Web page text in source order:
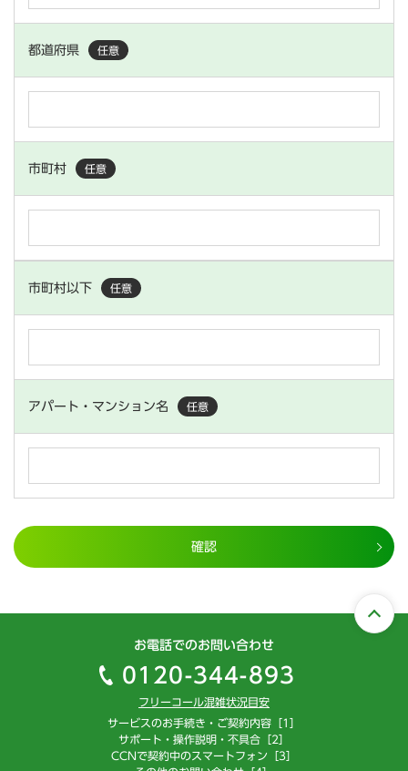
都道府県 任意
市町村 任意
市町村以下 任意
アパート・マンション名 任意
確認
お電話でのお問い合わせ
0120-344-893
フリーコール混雑状況目安
サービスのお手続き・ご契約内容［1］
サポート・操作説明・不具合［2］
CCNで契約中のスマートフォン［3］